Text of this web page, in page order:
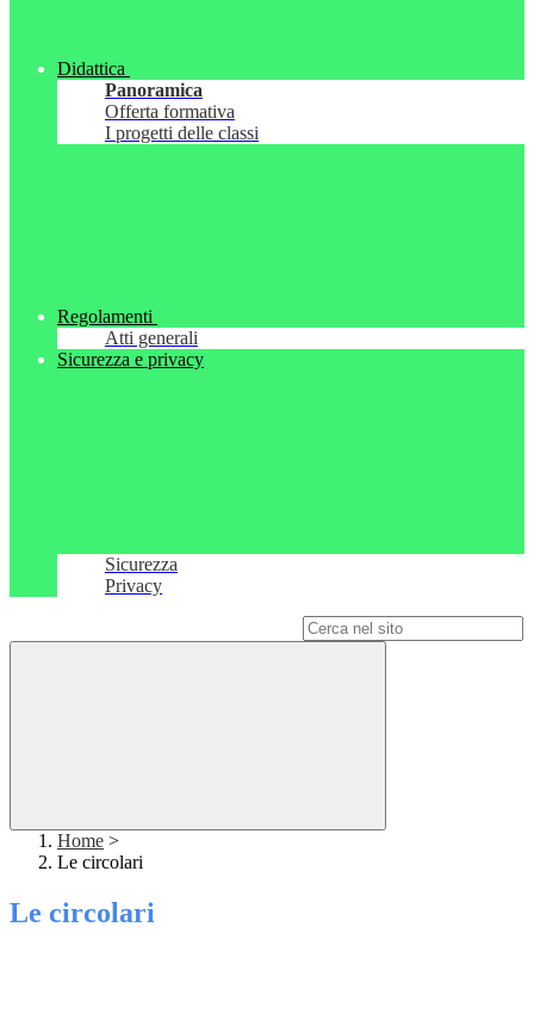
Didattica
Panoramica
Offerta formativa
I progetti delle classi
Regolamenti
Atti generali
Sicurezza e privacy
Sicurezza
Privacy
Home >
Le circolari
Le circolari